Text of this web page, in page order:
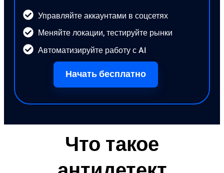
Управляйте аккаунтами в соцсетях
Меняйте локации, тестируйте рынки
Автоматизируйте работу с AI
Начать бесплатно
Что такое